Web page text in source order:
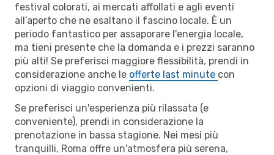
festival colorati, ai mercati affollati e agli eventi
all’aperto che ne esaltano il fascino locale. È un
periodo fantastico per assaporare l'energia locale,
ma tieni presente che la domanda e i prezzi saranno
più alti! Se preferisci maggiore flessibilità, prendi in
considerazione anche le offerte last minute con
opzioni di viaggio convenienti.
Se preferisci un'esperienza più rilassata (e
conveniente), prendi in considerazione la
prenotazione in bassa stagione. Nei mesi più
tranquilli, Roma offre un'atmosfera più serena,